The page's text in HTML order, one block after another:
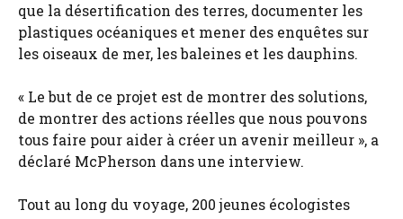
que la désertification des terres, documenter les
plastiques océaniques et mener des enquêtes sur
les oiseaux de mer, les baleines et les dauphins.
« Le but de ce projet est de montrer des solutions,
de montrer des actions réelles que nous pouvons
tous faire pour aider à créer un avenir meilleur », a
déclaré McPherson dans une interview.
Tout au long du voyage, 200 jeunes écologistes